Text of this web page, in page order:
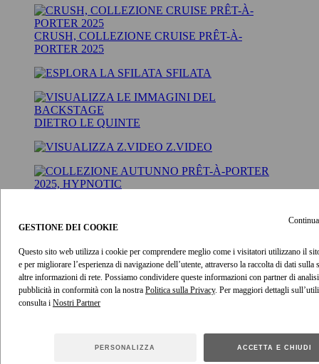
GESTIONE DEI COOKIE
Questo sito web utilizza i cookie per comprendere meglio come i visitatori utilizzano il
e per migliorare l’esperienza di navigazione dell’utente, attraverso la raccolta di dati sulla
altre informazioni di rete. Possiamo condividere queste informazioni con partner di
pubblicità in conformità con la nostra Politica sulla Privacy. Per maggiori dettagli
consulta i
PERSONALIZZA ACCETTA E CHIUDI
CRUSH, COLLEZIONE CRUISE PRÊT-À-
PORTER 2025
SFILATA
DIETRO LE QUINTE
Z.VIDEO
SFILATA
DIETRO LE QUINTE
dettagli
COLLEZIONE CRUISE 2026, TWISTED